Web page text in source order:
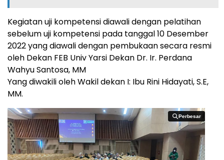
Kegiatan uji kompetensi diawali dengan pelatihan
sebelum uji kompetensi pada tanggal 10 Desember
2022 yang diawali dengan pembukaan secara resmi
oleh Dekan FEB Univ Yarsi Dekan Dr. Ir. Perdana
Wahyu Santosa, MM
Yang diwakili oleh Wakil dekan I: Ibu Rini Hidayati, S.E,
MM.
Perbesar
Perbesar